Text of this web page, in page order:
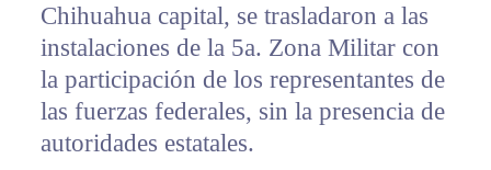
Chihuahua capital, se trasladaron a las
instalaciones de la 5a. Zona Militar con
la participación de los representantes de
las fuerzas federales, sin la presencia de
autoridades estatales.